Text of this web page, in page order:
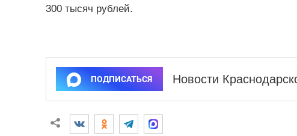
300 тысяч рублей.
ПОДПИСАТЬСЯ Новости